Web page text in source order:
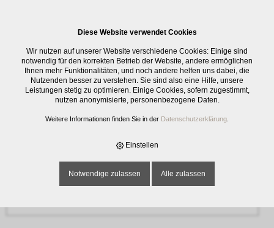
‹ Zurück
Anfrage
Name oder Firma *
Diese Website verwendet Cookies
Wir nutzen auf unserer Website verschiedene Cookies: Einige sind
notwendig für den korrekten Betrieb der Website, andere ermöglichen
Ihnen mehr Funktionalitäten, und noch andere helfen uns dabei, die
Nutzenden besser zu verstehen. Sie sind also eine Hilfe, unsere
Leistungen stetig zu optimieren. Einige Cookies, sofern zugestimmt,
nutzen anonymisierte, personenbezogene Daten.
Weitere Informationen finden Sie in der Datenschutzerklärung
Einstellen
Notwendige zulassen Alle zulassen